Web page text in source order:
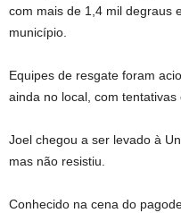
com mais de 1,4 mil degraus
município.
Equipes de resgate foram
ainda no local, com tentativas
Joel chegou a ser levado à
mas não resistiu.
Conhecido na cena do